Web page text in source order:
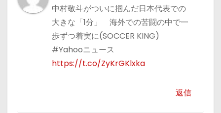
中村敬斗がついに掴んだ日本代表での
大きな「1分」 海外での苦闘の中で一
歩ずつ着実に(SOCCER KING)
#Yahooニュース
https://t.co/ZyKrGKlxka
返信